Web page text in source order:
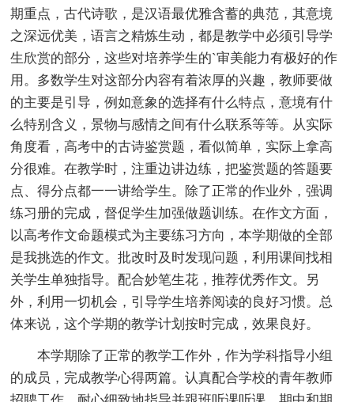
期重点，古代诗歌，是汉语最优雅含蓄的典范，其意境
之深远优美，语言之精炼生动，都是教学中必须引导学
生欣赏的部分，这些对培养学生的`审美能力有极好的作
用。多数学生对这部分内容有着浓厚的兴趣，教师要做
的主要是引导，例如意象的选择有什么特点，意境有什
么特别含义，景物与感情之间有什么联系等等。从实际
角度看，高考中的古诗鉴赏题，看似简单，实际上拿高
分很难。在教学时，注重边讲边练，把鉴赏题的答题要
点、得分点都一一讲给学生。除了正常的作业外，强调
练习册的完成，督促学生加强做题训练。在作文方面，
以高考作文命题模式为主要练习方向，本学期做的全部
是我挑选的作文。批改时及时发现问题，利用课间找相
关学生单独指导。配合妙笔生花，推荐优秀作文。另
外，利用一切机会，引导学生培养阅读的良好习惯。总
体来说，这个学期的教学计划按时完成，效果良好。
本学期除了正常的教学工作外，作为学科指导小组
的成员，完成教学心得两篇。认真配合学校的青年教师